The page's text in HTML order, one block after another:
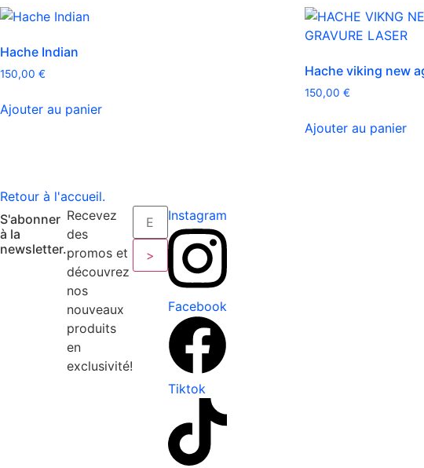
Hache Indian
150,00 €
Ajouter au panier
Hache viking new
150,00 €
Ajouter au panier
Retour à l'accueil.
S'abonner
à la
newsletter.
Recevez
des
promos et
découvrez
nos
nouveaux
produits
en
exclusivité!
>
Instagram
Facebook
Tiktok